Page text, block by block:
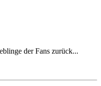
der Fans zurück...